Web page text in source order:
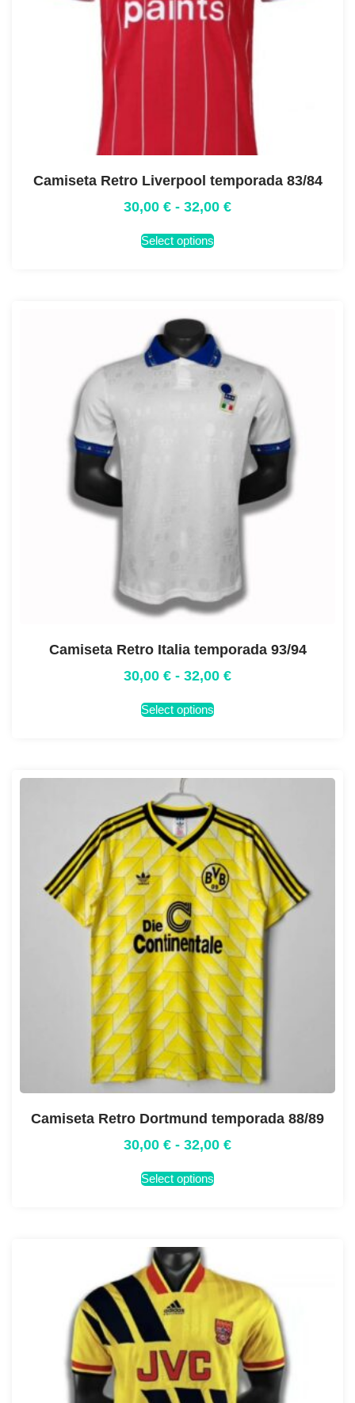
Camiseta Retro Liverpool temporada 83/84
30,00 € - 32,00 €
Select options
Camiseta Retro Italia temporada 93/94
30,00 € - 32,00 €
Select options
Camiseta Retro Dortmund temporada 88/89
30,00 € - 32,00 €
Select options